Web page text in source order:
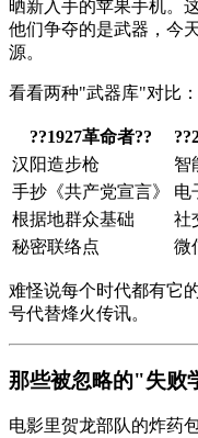
晒新入手的苹果手机。
他们争夺的是武器，今
源。
看看两种"武器库"对比：
??1927革命者?? ?
汉阳造步枪
智
手抄《共产党宣言》
电
根据地群众基础
社
秘密联络点
微
难怪说每个时代都有它
号代替烽火传讯。
那些被忽略的"失败
电影里贺龙部队的炸药